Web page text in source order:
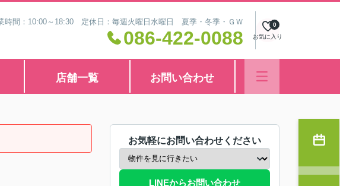
時間：10:00～18:30 定休日：毎週火曜日水曜日 夏季・冬季・ＧＷ
086-422-0088 お気に入り
0
店舗一覧 お問い合わせ
お気軽にお問い合わせください
LINEからお問い合わせ